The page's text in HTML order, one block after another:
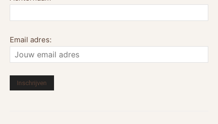
Email adres: